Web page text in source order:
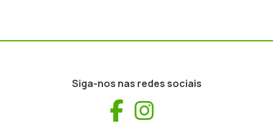
Siga-nos nas redes sociais
Facebook